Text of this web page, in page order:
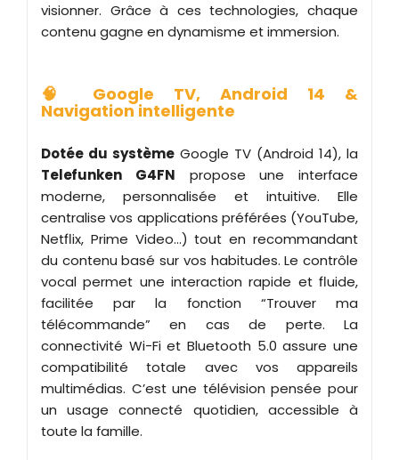
visionner. Grâce à ces technologies, chaque
contenu gagne en dynamisme et immersion.
🧠 Google TV, Android 14 &
Navigation intelligente
Dotée du système Google TV (Android 14), la
Telefunken G4FN propose une interface
moderne, personnalisée et intuitive. Elle
centralise vos applications préférées (YouTube,
Netflix, Prime Video…) tout en recommandant
du contenu basé sur vos habitudes. Le contrôle
vocal permet une interaction rapide et fluide,
facilitée par la fonction “Trouver ma
télécommande” en cas de perte. La
connectivité Wi-Fi et Bluetooth 5.0 assure une
compatibilité totale avec vos appareils
multimédias. C’est une télévision pensée pour
un usage connecté quotidien, accessible à
toute la famille.